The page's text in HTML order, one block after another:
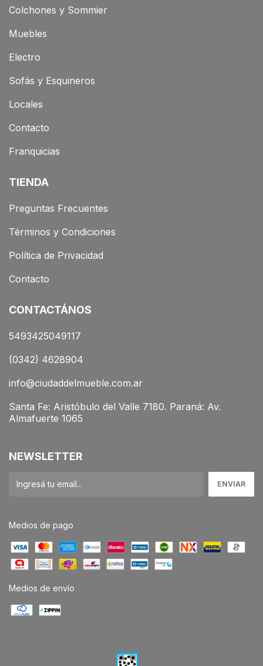
Colchones y Sommier
Muebles
Electro
Sofás y Esquineros
Locales
Contacto
Franquicias
TIENDA
Preguntas Frecuentes
Términos y Condiciones
Política de Privacidad
Contacto
CONTACTÁNOS
5493425049117
(0342) 4628904
info@ciudaddelmueble.com.ar
Santa Fe: Aristóbulo del Valle 7180. Paraná: Av.
Almafuerte 1065
NEWSLETTER
Medios de pago
Medios de envío